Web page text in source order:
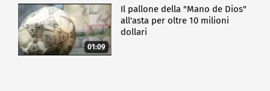
01:09
Il pallone della "Mano de Dios"
all'asta per oltre 10 milioni
dollari